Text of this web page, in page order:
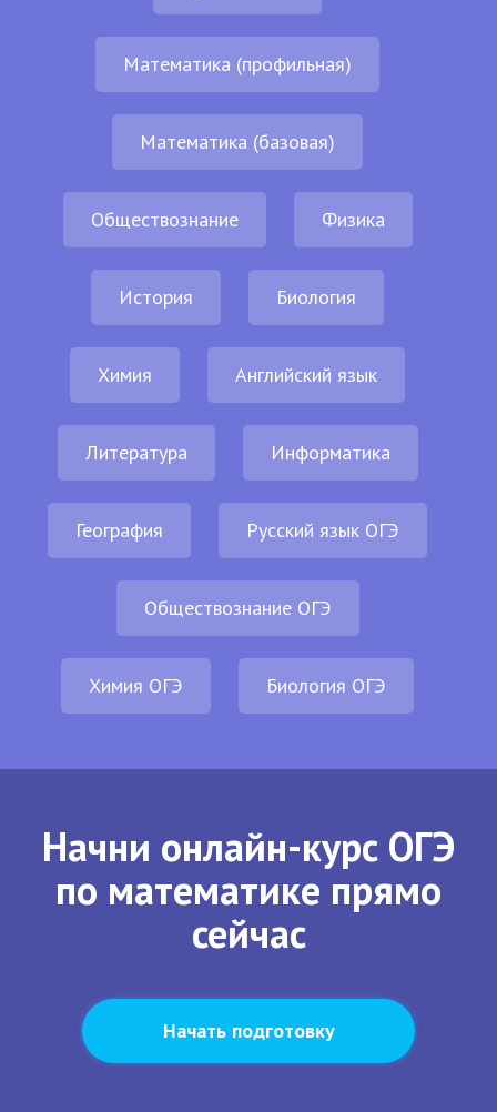
Математика (профильная)
Математика (базовая)
Обществознание Физика
История Биология
Химия Английский язык
Литература Информатика
География Русский язык ОГЭ
Обществознание ОГЭ
Химия ОГЭ Биология ОГЭ
Начни онлайн-курс ОГЭ
по математике прямо
сейчас
Начать подготовку